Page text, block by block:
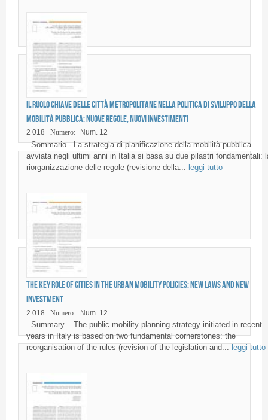
Il ruolo chiave delle città metropolitane nella politica di sviluppo della
mobilità pubblica: nuove regole, nuovi investimenti
2 018 Numero: Num. 12
Sommario - La strategia di pianificazione della mobilità pubblica
avviata negli ultimi anni in Italia si basa su due pilastri fondamentali:
riorganizzazione delle regole (revisione della... leggi tutto
The key role of cities in the urban mobility policies: new laws and new
investment
2 018 Numero: Num. 12
Summary – The public mobility planning strategy initiated in recent
years in Italy is based on two fundamental cornerstones: the
reorganisation of the rules (revision of the legislation and... leggi tutto